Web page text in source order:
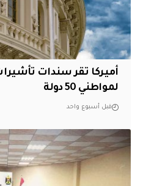
لمواطني 50 دولة
قبل أسبوع واحد